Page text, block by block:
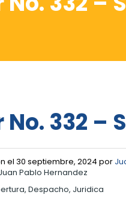
332 –
el 30 septiembre, 2024 por
Pablo Hernandez
Despacho, Juridica